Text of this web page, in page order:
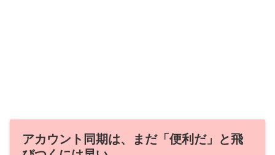
アカウント同期は、まだ「便利だ」と飛